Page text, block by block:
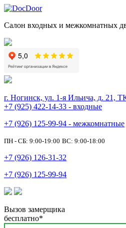
Салон входных и межкомнатных
г. Ногинск, ул. 1-я Ильича, д. 21,
+7 (925) 422-14-33 - входные
+7 (926) 125-99-94 - межкомнатные
ПН - СБ: 9:00-19:00 ВС: 9:00-18:00
+7 (926) 126-31-32
+7 (926) 125-99-94
Вызов замерщика
бесплатно*